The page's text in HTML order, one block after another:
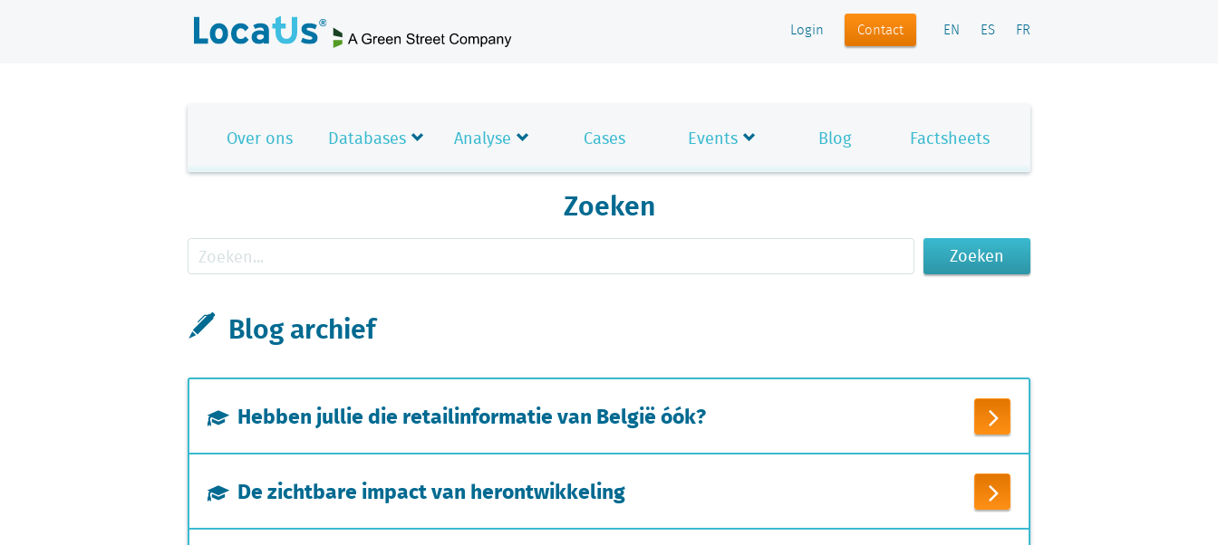
Login Contact EN ES FR
Over ons Databases Analyse Cases Events Blog Factsheets
Zoeken
Zoeken
Blog archief
Hebben jullie die retailinformatie van België óók?
De zichtbare impact van herontwikkeling